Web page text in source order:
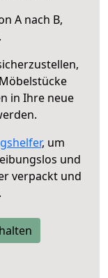
A nach B,
in Ihre neue
, um
und
verpackt und